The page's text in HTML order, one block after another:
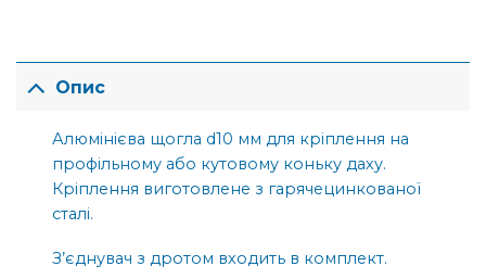
Опис
Алюмінієва щогла d10 мм для кріплення на
профільному або кутовому коньку даху.
Кріплення виготовлене з гарячецинкованої
сталі.
З’єднувач з дротом входить в комплект.